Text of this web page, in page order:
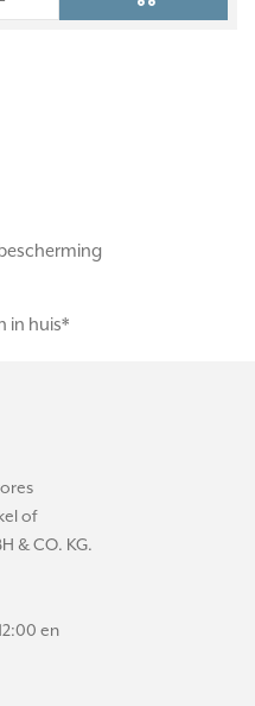
in huis*
of
& CO. KG.
en